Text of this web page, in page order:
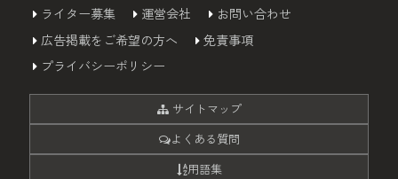
ライター募集 運営会社
お問い合わせ
広告掲載をご希望の方へ
免責事項
プライバシーポリシー
サイトマップ
よくある質問
用語集